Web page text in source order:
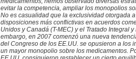
evitar la competencia, ampliar los monopolios
No es casualidad que la exclusividad otorgada
disposiciones más conflictivas en acuerdos
Unidos y Canadá (T-MEC) y el Tratado Integral
embargo, en 2007 comenzó una nueva
del Congreso de los EE.UU. se opusieron a los
un mayor monopolio sobre los medicamentos.